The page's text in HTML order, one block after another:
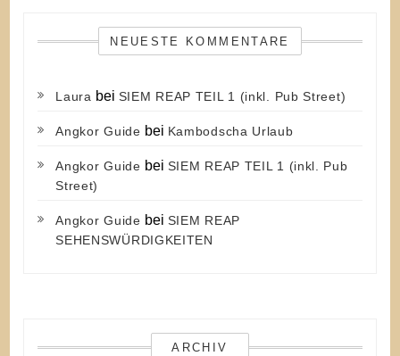
NEUESTE KOMMENTARE
Laura bei SIEM REAP TEIL 1 (inkl. Pub Street)
Angkor Guide bei Kambodscha Urlaub
Angkor Guide bei SIEM REAP TEIL 1 (inkl. Pub
Street)
Angkor Guide bei SIEM REAP
SEHENSWÜRDIGKEITEN
ARCHIV